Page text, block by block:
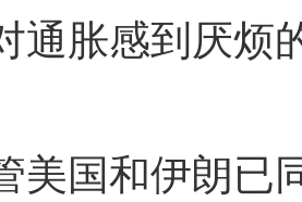
通胀感到厌烦
国和伊朗已